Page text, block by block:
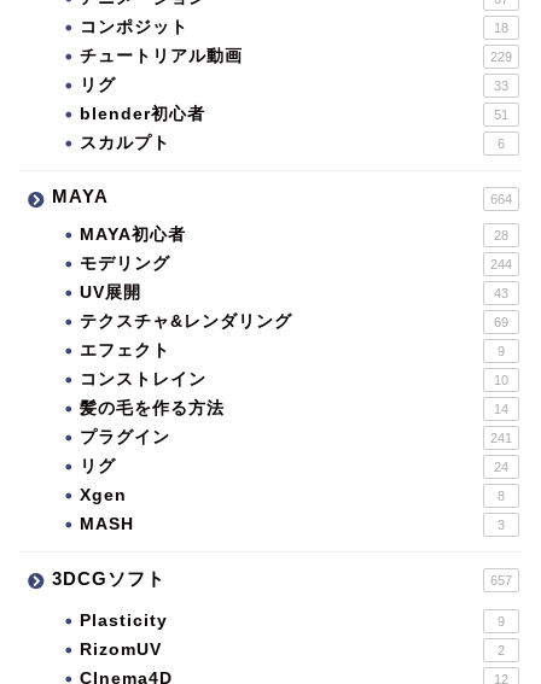
コンポジット 18
チュートリアル動画 229
リグ 33
blender初心者 51
スカルプト 6
MAYA 664
MAYA初心者 28
モデリング 244
UV展開 43
テクスチャ&レンダリング 69
エフェクト 9
コンストレイン 10
髪の毛を作る方法 14
プラグイン 241
リグ 24
Xgen 8
MASH 3
3DCGソフト 657
Plasticity 9
RizomUV 2
CInema4D 12